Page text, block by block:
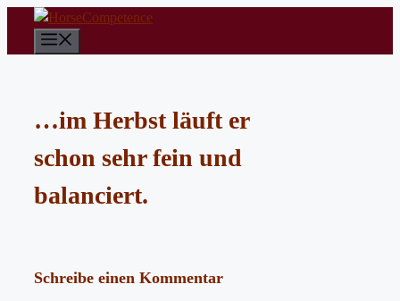
springen
…im Herbst läuft er
schon sehr fein und
balanciert.
Schreibe einen Kommentar